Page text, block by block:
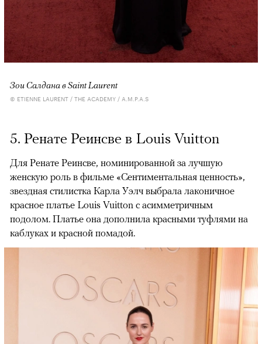
Зои Салдана в Saint Laurent
© ETIENNE LAURENT / THE ACADEMY / A.M.P.A.S
5. Ренате Реинсве в Louis Vuitton
Для Ренате Реинсве, номинированной за лучшую
женскую роль в фильме «Сентиментальная ценность»,
звездная стилистка Карла Уэлч выбрала лаконичное
красное платье Louis Vuitton с асимметричным
подолом. Платье она дополнила красными туфлями на
каблуках и красной помадой.